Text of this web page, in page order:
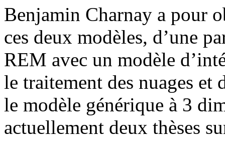
Benjamin Charnay a pour
ces deux modèles, d’une
REM avec un modèle
le traitement des nuages et
le modèle générique à 3
actuellement deux thèses